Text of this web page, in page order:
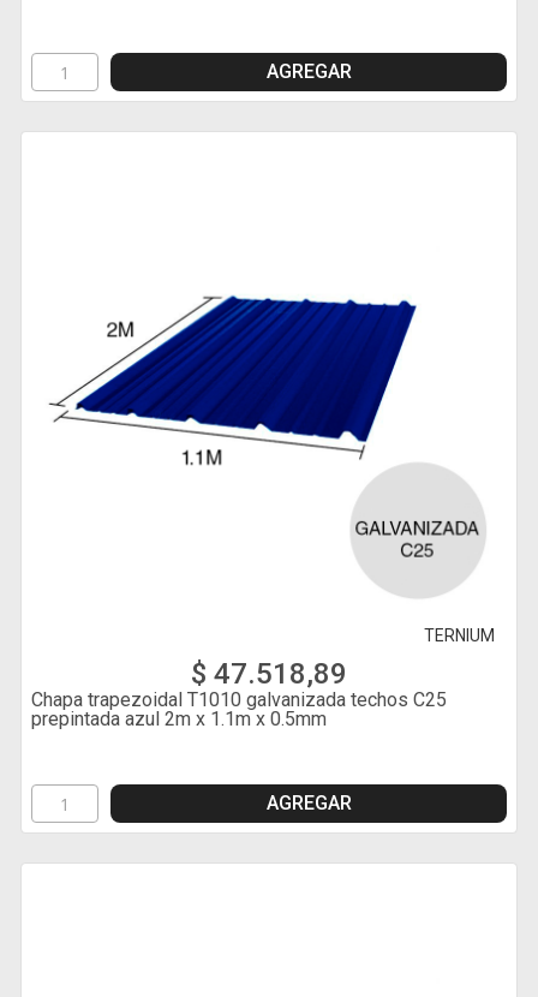
AGREGAR
TERNIUM
$ 47.518,89
Chapa trapezoidal T1010 galvanizada techos C25
prepintada azul 2m x 1.1m x 0.5mm
AGREGAR